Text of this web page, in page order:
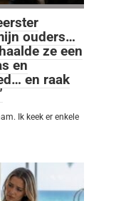
ouders…
ze een
en
en raak
Ik keek er enkele